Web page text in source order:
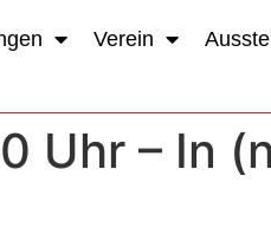
Verein
Uhr – In